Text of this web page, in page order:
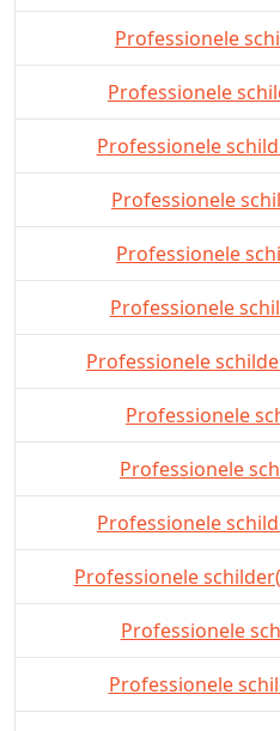
Professionele
Professionele
Professionele
Professionele
Professionele
Professionele
Professionele
Professionele
Professionele
Professionele
Professionele
Professionele
Professionele